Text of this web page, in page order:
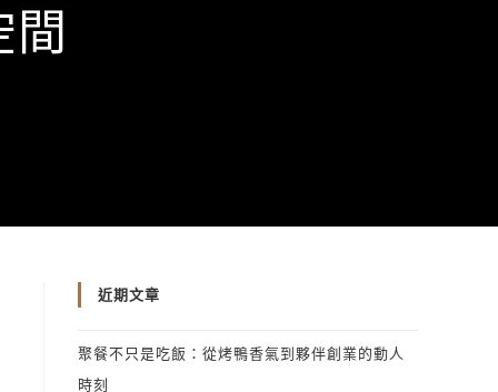
間
近期文章
聚餐不只是吃飯：從烤鴨香氣到夥伴創業的動人
時刻